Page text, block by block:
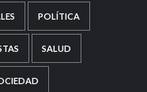
POLÍTICA
SALUD